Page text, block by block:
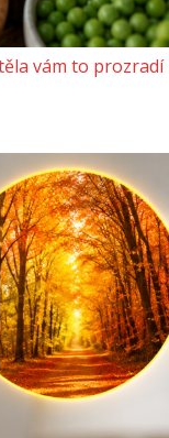
vám to prozradí